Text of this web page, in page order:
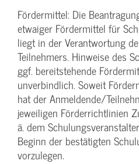
Fördermittel: Die
etwaiger Fördermittel für
liegt in der Verantwortung
Teilnehmers. Hinweise des
ggf. bereitstehende
unverbindlich. Soweit
hat der Anmeldende/­
jeweiligen Förderrichtlinien
ä. dem
Beginn der bestätigten
vorzulegen.